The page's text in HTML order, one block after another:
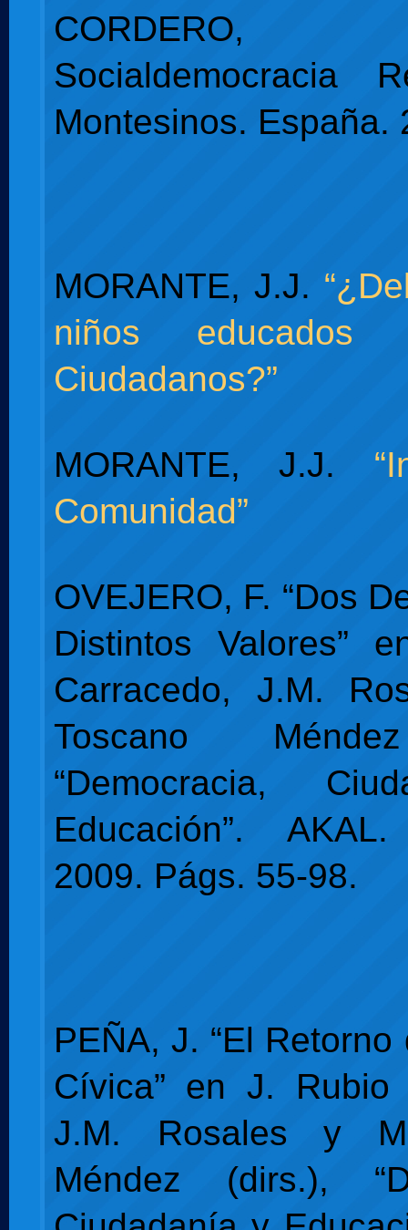
Socialdemocracia
Montesinos. España.
MORANTE, J.J.
niños educados
Ciudadanos?”
MORANTE, J.J.
Comunidad”
OVEJERO, F. “Dos
Distintos Valores”
Carracedo, J.M.
Toscano
“Democracia,
Educación”.
2009. Págs. 55-98.
PEÑA, J. “El
Cívica” en J. Rubio
J.M. Rosales y
Méndez (dirs.),